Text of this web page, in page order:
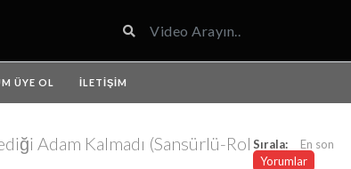
ÜYE OL İLETIŞIM
Adam Kalmadı (Sansürlü-Rol Sırala: En son
Yorumlar